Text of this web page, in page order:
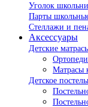
Уголок
Парты
Стеллажи и
Аксессуары
Детские
Матрасы
Детское